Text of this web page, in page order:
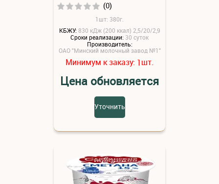
(0)
1шт: 380г.
КБЖУ: 830 кДж (200 ккал) 2,5/20/2,9
Сроки реализации: 30 суток
Производитель:
ОАО "Минский молочный завод №1"
Минимум к заказу: 1шт.
Цена обновляется
Уточнить